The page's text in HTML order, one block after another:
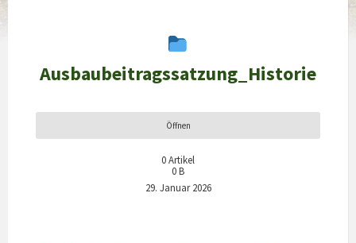
Ausbaubeitragssatzung_Historie
Öffnen
0Artikel
0 B
29. Januar 2026